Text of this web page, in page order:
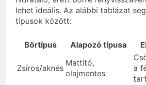
lehet ideális. Az alábbi táblázat
típusok között:
Bőrtípus Alapozó típusa
Zsíros/aknés
Mattító,
olajmentes
a